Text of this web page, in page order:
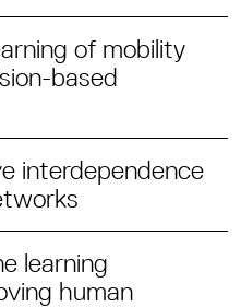
of mobility
based
interdependence
learning
human